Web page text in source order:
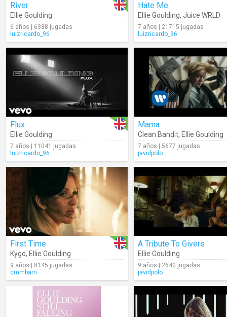
River
Ellie Goulding
6 años | 6338 jugadas
luizricardo_96
Hate Me
Ellie Goulding, Juice WRLD
7 años | 21715 jugadas
luizricardo_96
Flux
Ellie Goulding
7 años | 11041 jugadas
luizricardo_96
Mama
Clean Bandit, Ellie Goulding
7 años | 5677 jugadas
javidpolo
First Time
Kygo, Ellie Goulding
9 años | 8145 jugadas
cmmbarn
A Tribute To Givers
Ellie Goulding
9 años | 2640 jugadas
javidpolo